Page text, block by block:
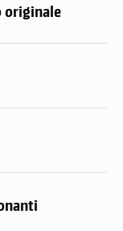
originale